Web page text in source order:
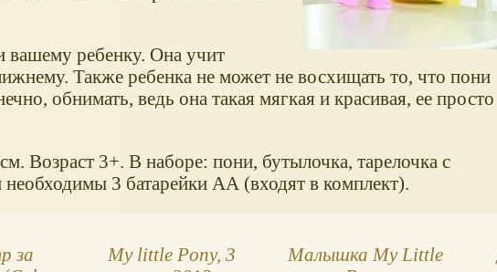
вашему ребенку. Она учит
Также ребенка не может не восхищать то, что пони
обнимать, ведь она такая мягкая и красивая, ее просто
Возраст 3+. В наборе: пони, бутылочка, тарелочка с
3 батарейки АА (входят в комплект).
за
My little Pony, 3
Малышка My Little